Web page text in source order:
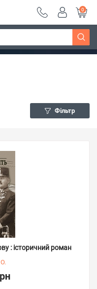
~
Дізнатись більше
0
Фільтр
: історичний роман